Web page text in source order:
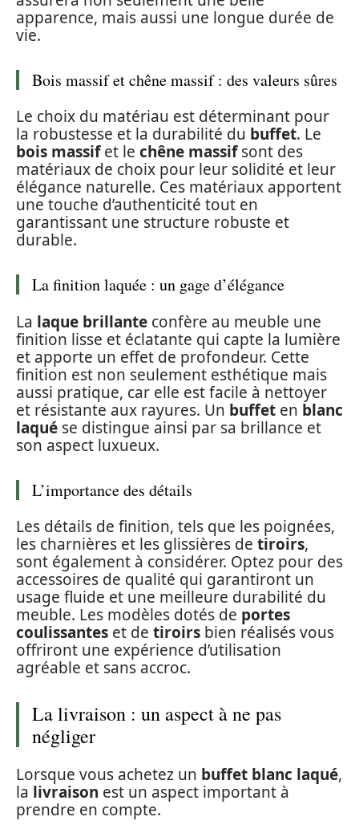
apparence, mais aussi une longue durée de
vie.
Bois massif et chêne massif : des valeurs sûres
Le choix du matériau est déterminant pour
la robustesse et la durabilité du buffet. Le
bois massifet le chêne massifsont des
matériaux de choix pour leur solidité et leur
élégance naturelle. Ces matériaux apportent
une touche d’authenticité tout en
garantissant une structure robuste et
durable.
La finition laquée : un gage d’élégance
La laque brillante confère au meuble une
finition lisse et éclatante qui capte la lumière
et apporte un effet de profondeur. Cette
finition est non seulement esthétique mais
aussi pratique, car elle est facile à nettoyer
et résistante aux rayures. Un buffet en blanc
laqué se distingue ainsi par sa brillance et
son aspect luxueux.
L’importance des détails
Les détails de finition, tels que les poignées,
les charnières et les glissières de tiroirs,
sont également à considérer. Optez pour des
accessoires de qualité qui garantiront un
usage fluide et une meilleure durabilité du
meuble. Les modèles dotés de portes
coulissantes et de tiroirs bien réalisés vous
offriront une expérience d’utilisation
agréable et sans accroc.
La livraison : un aspect à ne pas
négliger
Lorsque vous achetez un buffet blanc laqué,
la livraison est un aspect important à
prendre en compte.